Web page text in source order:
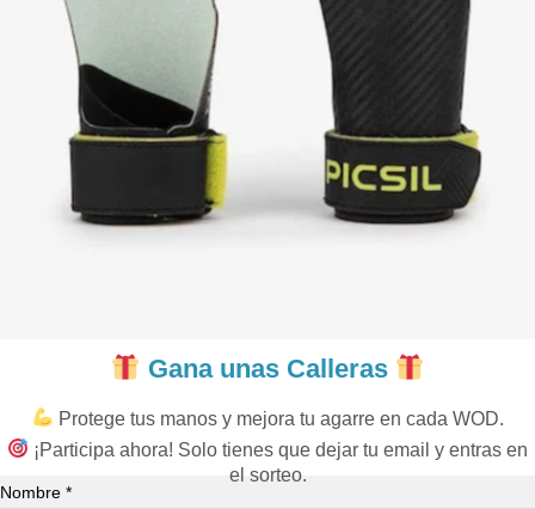
Gana unas Calleras
Protege tus manos y mejora tu agarre en cada WOD.
¡Participa ahora! Solo tienes que dejar tu email y entras en
el sorteo.
Nombre *